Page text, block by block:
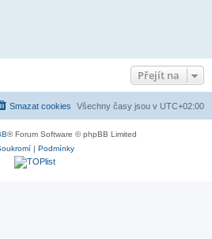
Přejít na
Všechny časy jsou v UTC+02:00
Smazat cookies
® Forum Software © phpBB Limited
| Podmínky